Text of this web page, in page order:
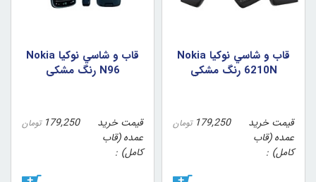
قاب و شاسي نوکيا Nokia
6210N رنگ مشکي
قیمت خرید
عمده (قاب
کامل)
179,250 تومان
قاب و شاسي نوکيا Nokia
N96 رنگ مشکي
قیمت خرید
عمده (قاب
کامل)
179,250 تومان